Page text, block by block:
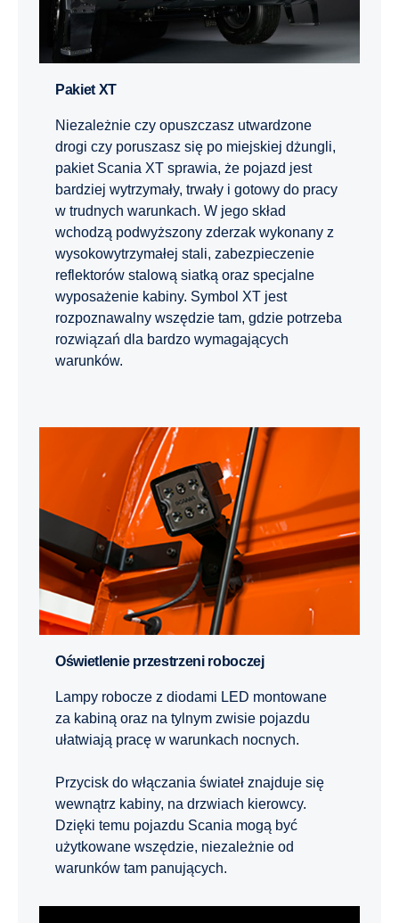
Pakiet XT
Niezależnie czy opuszczasz utwardzone
drogi czy poruszasz się po miejskiej dżungli,
pakiet Scania XT sprawia, że pojazd jest
bardziej wytrzymały, trwały i gotowy do pracy
w trudnych warunkach. W jego skład
wchodzą podwyższony zderzak wykonany z
wysokowytrzymałej stali, zabezpieczenie
reflektorów stalową siatką oraz specjalne
wyposażenie kabiny. Symbol XT jest
rozpoznawalny wszędzie tam, gdzie potrzeba
rozwiązań dla bardzo wymagających
warunków.
Oświetlenie przestrzeni roboczej
Lampy robocze z diodami LED montowane
za kabiną oraz na tylnym zwisie pojazdu
ułatwiają pracę w warunkach nocnych.
Przycisk do włączania świateł znajduje się
wewnątrz kabiny, na drzwiach kierowcy.
Dzięki temu pojazdu Scania mogą być
użytkowane wszędzie, niezależnie od
warunków tam panujących.